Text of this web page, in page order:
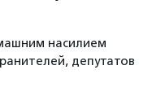
насилием
депутатов